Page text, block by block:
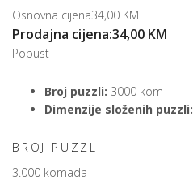
Osnovna cijena34,00 KM
Prodajna cijena:34,00 KM
Popust
Broj puzzli: 3000 kom
Dimenzije složenih puzzli:
BROJ PUZZLI
3.000 komada